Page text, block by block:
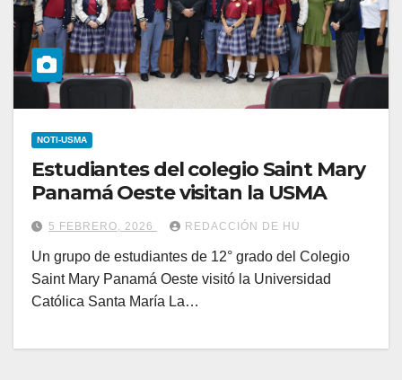
NOTI-USMA
Estudiantes del colegio Saint Mary
Panamá Oeste visitan la USMA
5 FEBRERO, 2026 REDACCIÓN DE HU
Un grupo de estudiantes de 12° grado del Colegio
Saint Mary Panamá Oeste visitó la Universidad
Católica Santa María La…